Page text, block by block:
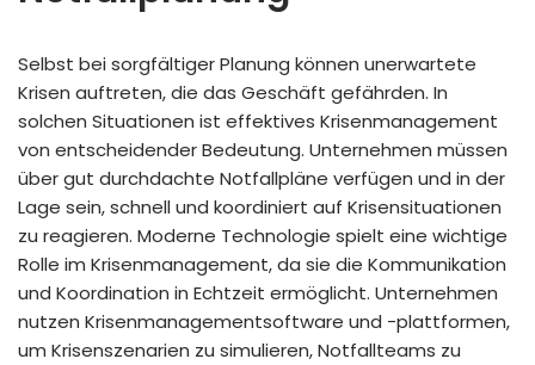
Selbst bei sorgfältiger Planung können unerwartete
Krisen auftreten, die das Geschäft gefährden. In
solchen Situationen ist effektives Krisenmanagement
von entscheidender Bedeutung. Unternehmen müssen
über gut durchdachte Notfallpläne verfügen und in der
Lage sein, schnell und koordiniert auf Krisensituationen
zu reagieren. Moderne Technologie spielt eine wichtige
Rolle im Krisenmanagement, da sie die Kommunikation
und Koordination in Echtzeit ermöglicht. Unternehmen
nutzen Krisenmanagementsoftware und -plattformen,
um Krisenszenarien zu simulieren, Notfallteams zu